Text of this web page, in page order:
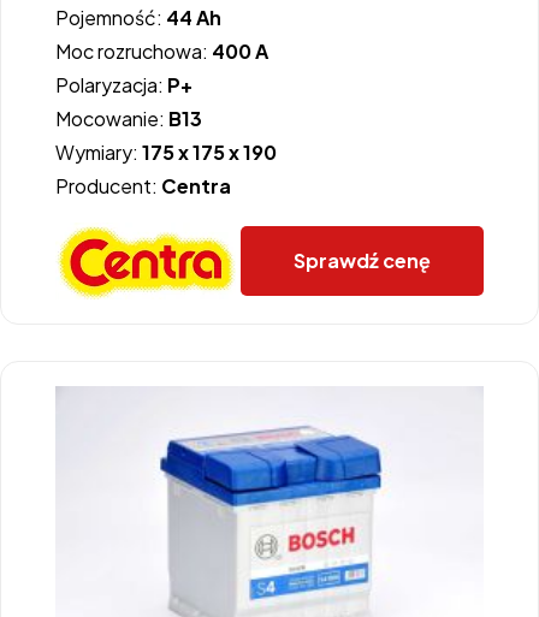
Pojemność: 44 Ah
Moc rozruchowa: 400 A
Polaryzacja: P+
Mocowanie: B13
Wymiary: 175 x 175 x 190
Producent: Centra
Sprawdź cenę